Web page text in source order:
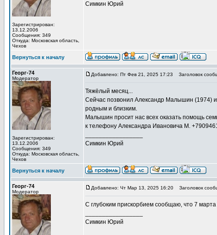
Зарегистрирован:
13.12.2006
Сообщения: 349
Откуда: Московская область,
Чехов
Симкин Юрий
Вернуться к началу
Георг-74
Модератор
Зарегистрирован:
13.12.2006
Сообщения: 349
Откуда: Московская область,
Чехов
Добавлено: Пт Фев 21, 2025 17:23 Заголовок
Тяжёлый месяц...
Сейчас позвонил Александр Малышин (1974)
родным и близким.
Малышин просит нас всех оказать помощь
к телефону Александра Ивановича М.
Симкин Юрий
Вернуться к началу
Георг-74
Модератор
Добавлено: Чт Мар 13, 2025 16:20 Заголовок
С глубоким прискорбием сообщаю, что 7
Симкин Юрий